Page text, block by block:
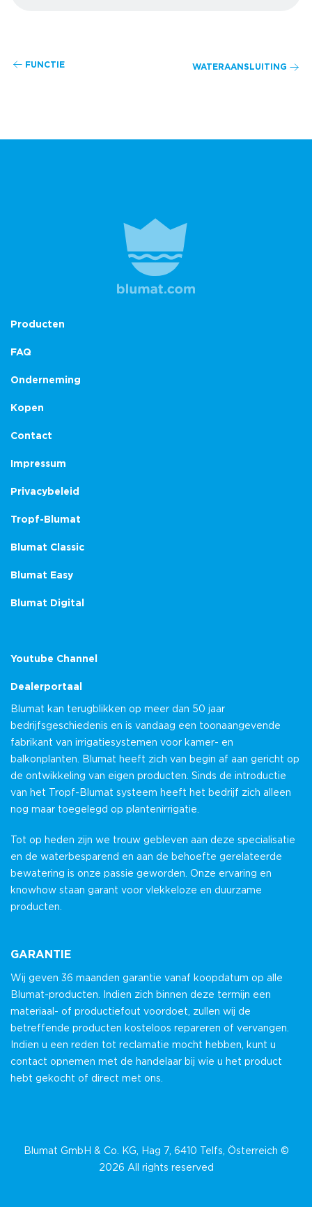
FUNCTIE WATERAANSLUITING
Producten
FAQ
Onderneming
Kopen
Contact
Impressum
Privacybeleid
Tropf-Blumat
Blumat Classic
Blumat Easy
Blumat Digital
Youtube Channel
Dealerportaal
Blumat kan terugblikken op meer dan 50 jaar
bedrijfsgeschiedenis en is vandaag een toonaangevende
fabrikant van irrigatiesystemen voor kamer- en
balkonplanten. Blumat heeft zich van begin af aan gericht op
de ontwikkeling van eigen producten. Sinds de introductie
van het Tropf-Blumat systeem heeft het bedrijf zich alleen
nog maar toegelegd op plantenirrigatie.
Tot op heden zijn we trouw gebleven aan deze specialisatie
en de waterbesparend en aan de behoefte gerelateerde
bewatering is onze passie geworden. Onze ervaring en
knowhow staan garant voor vlekkeloze en duurzame
producten.
GARANTIE
Wij geven 36 maanden garantie vanaf koopdatum op alle
Blumat-producten. Indien zich binnen deze termijn een
materiaal- of productiefout voordoet, zullen wij de
betreffende producten kosteloos repareren of vervangen.
Indien u een reden tot reclamatie mocht hebben, kunt u
contact opnemen met de handelaar bij wie u het product
hebt gekocht of direct met ons.
Blumat GmbH & Co. KG, Hag 7, 6410 Telfs, Österreich ©
2026 All rights reserved